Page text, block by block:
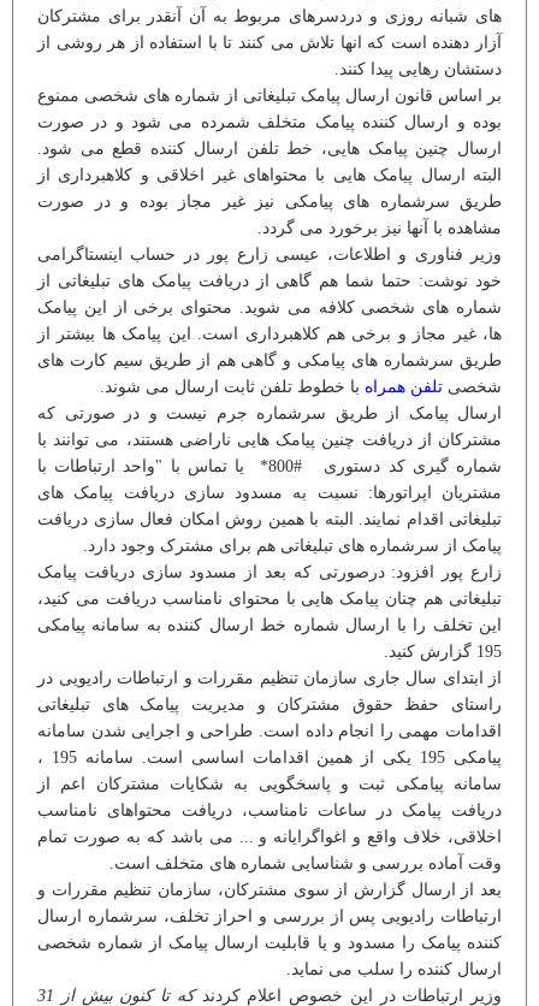
های شبانه روزی و دردسرهای مربوط به آن آنقدر برای مشترکان
آزار دهنده است که انها تلاش می کنند تا با استفاده از هر روشی از
دستشان رهایی پیدا کنند.
بر اساس قانون ارسال پیامک تبلیغاتی از شماره های شخصی ممنوع
بوده و ارسال کننده پیامک متخلف شمرده می شود و در صورت
ارسال چنین پیامک هایی، خط تلفن ارسال کننده قطع می شود.
البته ارسال پیامک هایی با محتواهای غیر اخلاقی و کلاهبرداری از
طریق سرشماره های پیامکی نیز غیر مجاز بوده و در صورت
مشاهده با آنها نیز برخورد می گردد.
وزیر فناوری و اطلاعات، عیسی زارع پور در حساب اینستاگرامی
خود نوشت: حتما شما هم گاهی از دریافت پیامک های تبلیغاتی از
شماره های شخصی کلافه می شوید. محتوای برخی از این پیامک
ها، غیر مجاز و برخی هم کلاهبرداری است. این پیامک ها بیشتر از
طریق سرشماره های پیامکی و گاهی هم از طریق سیم کارت های
شخصی تلفن همراه با خطوط تلفن ثابت ارسال می شوند.
ارسال پیامک از طریق سرشماره جرم نیست و در صورتی که
مشترکان از دریافت چنین پیامک هایی ناراضی هستند، می توانند با
شماره گیری کد دستوری #800* یا تماس با "واحد ارتباطات با
مشتریان اپراتورها: نسبت به مسدود سازی دریافت پیامک های
تبلیغاتی اقدام نمایند. البته با همین روش امکان فعال سازی دریافت
پیامک از سرشماره های تبلیغاتی هم برای مشترک وجود دارد.
زارع پور افزود: درصورتی که بعد از مسدود سازی دریافت پیامک
تبلیغاتی هم چنان پیامک هایی با محتوای نامناسب دریافت می کنید،
این تخلف را با ارسال شماره خط ارسال کننده به سامانه پیامکی
195 گزارش کنید.
از ابتدای سال جاری سازمان تنظیم مقررات و ارتباطات رادیویی در
راستای حفظ حقوق مشترکان و مدیریت پیامک های تبلیغاتی
اقدامات مهمی را انجام داده است. طراحی و اجرایی شدن سامانه
پیامکی 195 یکی از همین اقدامات اساسی است. سامانه 195 ،
سامانه پیامکی ثبت و پاسخگویی به شکایات مشترکان اعم از
دریافت پیامک در ساعات نامناسب، دریافت محتواهای نامناسب
اخلاقی، خلاف واقع و اغواگرایانه و ... می باشد که به صورت تمام
وقت آماده بررسی و شناسایی شماره های متخلف است.
بعد از ارسال گزارش از سوی مشترکان، سازمان تنظیم مقررات و
ارتباطات رادیویی پس از بررسی و احراز تخلف، سرشماره ارسال
کننده پیامک را مسدود و یا قابلیت ارسال پیامک از شماره شخصی
ارسال کننده را سلب می نماید.
وزیر ارتباطات در این خصوص اعلام کردند
که تا کنون بیش از 31